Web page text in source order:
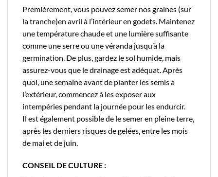
Premièrement, vous pouvez semer nos graines (sur
la tranche)en avril à l’intérieur en godets. Maintenez
une température chaude et une lumière suffisante
comme une serre ou une véranda jusqu’à la
germination. De plus, gardez le sol humide, mais
assurez-vous que le drainage est adéquat. Après
quoi, une semaine avant de planter les semis à
l’extérieur, commencez à les exposer aux
intempéries pendant la journée pour les endurcir.
Il est également possible de le semer en pleine terre,
après les derniers risques de gelées, entre les mois
de mai et de juin.
CONSEIL DE CULTURE :